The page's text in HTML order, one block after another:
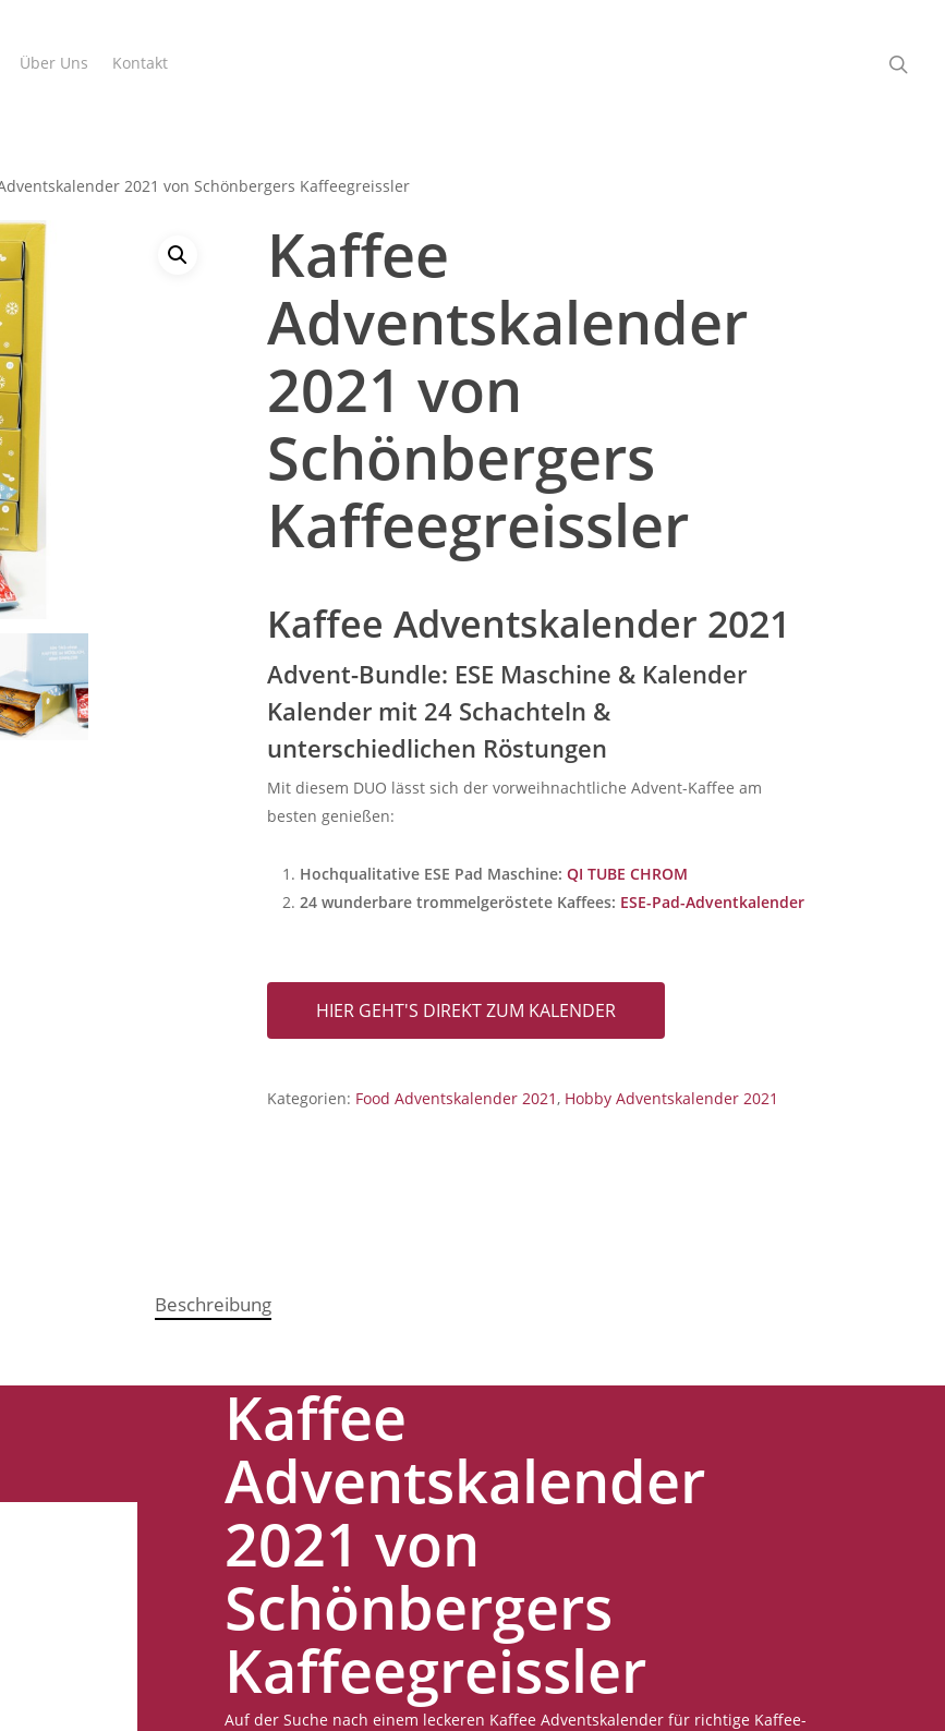
Über Uns Kontakt
2021 von Schönbergers Kaffeegreissler
Kaffee
Adventskalender
2021 von
Schönbergers
Kaffeegreissler
Kaffee Adventskalender 2021
Advent-Bundle: ESE Maschine & Kalender
Kalender mit 24 Schachteln &
unterschiedlichen Röstungen
Mit diesem DUO lässt sich der vorweihnachtliche Advent-Kaffee am
besten genießen:
Hochqualitative ESE Pad Maschine: QI TUBE CHROM
24 wunderbare trommelgeröstete Kaffees: ESE-Pad-Adventkalender
HIER GEHT'S DIREKT ZUM KALENDER
Kategorien: Food Adventskalender 2021, Hobby Adventskalender 2021
Beschreibung
Kaffee
Adventskalender
2021 von
Schönbergers
Kaffeegreissler
Auf der Suche nach einem leckeren Kaffee Adventskalender für richtige Kaffee-